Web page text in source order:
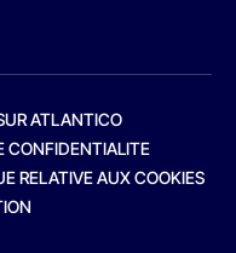
ATLANTICO
CONFIDENTIALITE
RELATIVE AUX COOKIES